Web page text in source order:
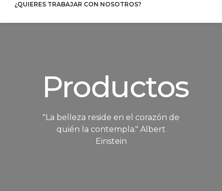
¿QUIERES TRABAJAR CON NOSOTROS?
Productos
"La belleza reside en el corazón de
quién la contempla." Albert
Einstein